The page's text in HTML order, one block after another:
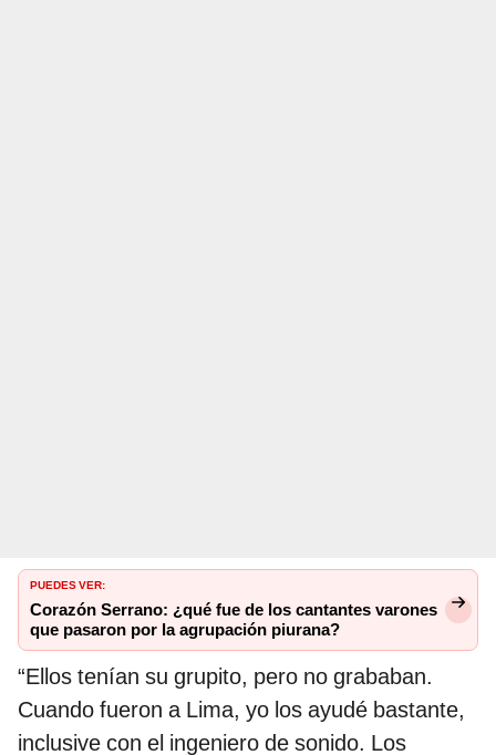
PUEDES VER:
Corazón Serrano: ¿qué fue de los cantantes varones
que pasaron por la agrupación piurana?
“Ellos tenían su grupito, pero no grababan.
Cuando fueron a Lima, yo los ayudé bastante,
inclusive con el ingeniero de sonido. Los